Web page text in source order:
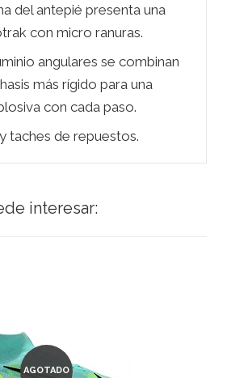
del antepié presenta una
con micro ranuras.
angulares se combinan
más rígido para una
con cada paso.
taches de repuestos.
interesar:
AGOTADO